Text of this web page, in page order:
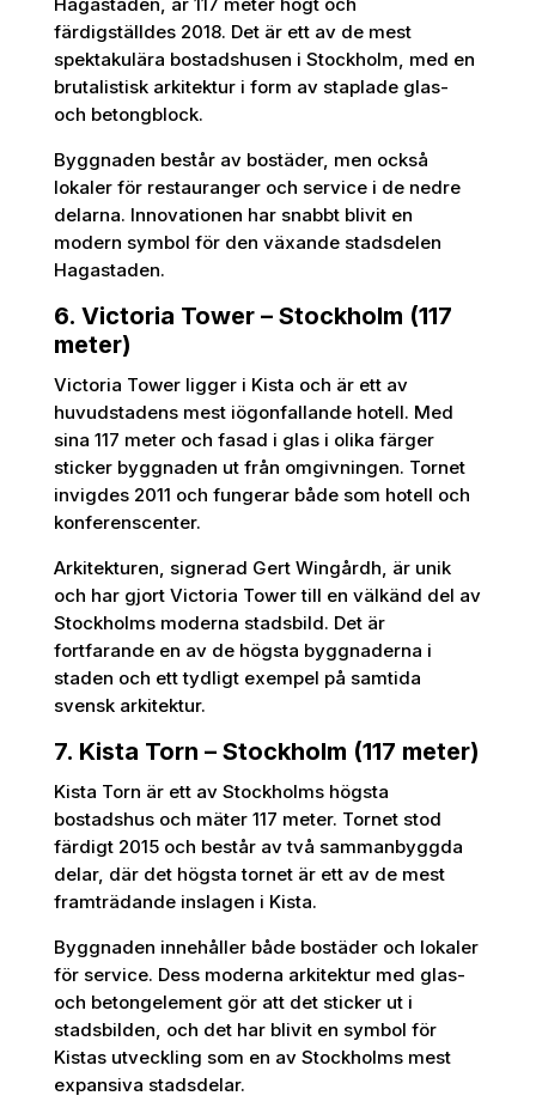
färdigställdes 2018. Det är ett av de mest
spektakulära bostadshusen i Stockholm, med en
brutalistisk arkitektur i form av staplade glas-
och betongblock.
Byggnaden består av bostäder, men också
lokaler för restauranger och service i de nedre
delarna. Innovationen har snabbt blivit en
modern symbol för den växande stadsdelen
Hagastaden.
6. Victoria Tower – Stockholm (117
meter)
Victoria Tower ligger i Kista och är ett av
huvudstadens mest iögonfallande hotell. Med
sina 117 meter och fasad i glas i olika färger
sticker byggnaden ut från omgivningen. Tornet
invigdes 2011 och fungerar både som hotell och
konferenscenter.
Arkitekturen, signerad Gert Wingårdh, är unik
och har gjort Victoria Tower till en välkänd del av
Stockholms moderna stadsbild. Det är
fortfarande en av de högsta byggnaderna i
staden och ett tydligt exempel på samtida
svensk arkitektur.
7. Kista Torn – Stockholm (117 meter)
Kista Torn är ett av Stockholms högsta
bostadshus och mäter 117 meter. Tornet stod
färdigt 2015 och består av två sammanbyggda
delar, där det högsta tornet är ett av de mest
framträdande inslagen i Kista.
Byggnaden innehåller både bostäder och lokaler
för service. Dess moderna arkitektur med glas-
och betongelement gör att det sticker ut i
stadsbilden, och det har blivit en symbol för
Kistas utveckling som en av Stockholms mest
expansiva stadsdelar.